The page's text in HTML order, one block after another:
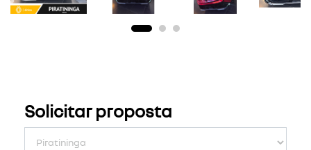
Solicitar proposta